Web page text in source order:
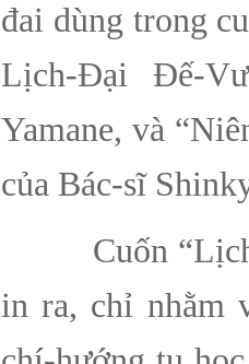
đai dùng trong
Lịch-Đại Đế-
Yamane, và
của Bác-sĩ
Cuốn “Lịch-
in ra, chỉ nhằm